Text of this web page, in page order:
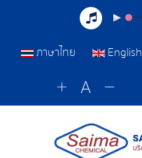
ภาษาไทย English